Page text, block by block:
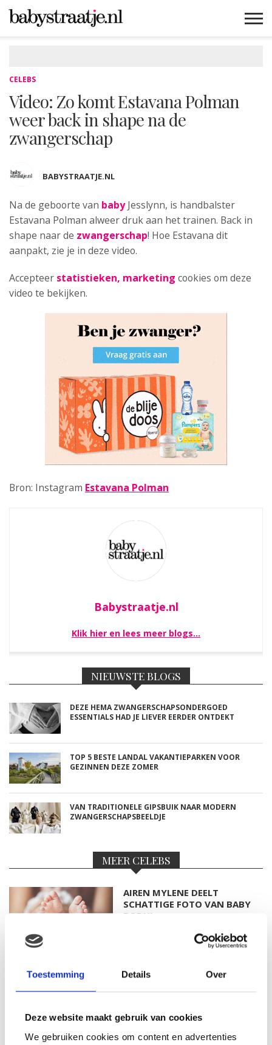
Toestemming Details Over
Deze website maakt gebruik van cookies
We gebruiken cookies om content en advertenties
CELEBS
Video: Zo komt Estavana Polman
weer back in shape na de
zwangerschap
BABYSTRAATJE.NL
Na de geboorte van babyJesslynn, is handbalster
Estavana Polman alweer druk aan het trainen. Back in
shape naar de zwangerschap! Hoe Estavana dit
aanpakt, zie je in deze video.
Accepteer statistieken, marketing cookies om deze
video te bekijken.
Bron: Instagram Estavana Polman
Babystraatje.nl
Klik hier en lees meer blogs…
NIEUWSTE BLOGS
DEZE HEMA ZWANGERSCHAPSONDERGOED
ESSENTIALS HAD JE LIEVER EERDER ONTDEKT
TOP 5 BESTE LANDAL VAKANTIEPARKEN VOOR
GEZINNEN DEZE ZOMER
VAN TRADITIONELE GIPSBUIK NAAR MODERN
ZWANGERSCHAPSBEELDJE
MEER CELEBS
AIREN MYLENE DEELT
SCHATTIGE FOTO VAN BABY
BODHI
FOTO: SAAR KONINGSBERGER